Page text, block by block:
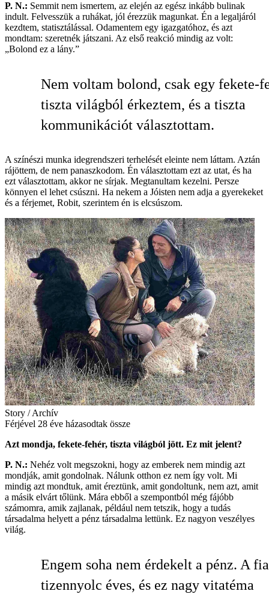
P. N.: Semmit nem ismertem, az elején az egész inkább bulinak
indult. Felvesszük a ruhákat, jól érezzük magunkat. Én a legaljáról
kezdtem, statisztálással. Odamentem egy igazgatóhoz, és azt
mondtam: szeretnék játszani. Az első reakció mindig az volt:
„Bolond ez a lány.”
Nem voltam bolond, csak egy fekete-
tiszta világból érkeztem, és a tiszta
kommunikációt választottam.
A színészi munka idegrendszeri terhelését eleinte nem láttam. Aztán
rájöttem, de nem panaszkodom. Én választottam ezt az utat, és ha
ezt választottam, akkor ne sírjak. Megtanultam kezelni. Persze
könnyen el lehet csúszni. Ha nekem a Jóisten nem adja a gyerekeket
és a férjemet, Robit, szerintem én is elcsúszom.
Story / Archív
Férjével 28 éve házasodtak össze
Azt mondja, fekete-fehér, tiszta világból jött. Ez mit jelent?
P. N.: Nehéz volt megszokni, hogy az emberek nem mindig azt
mondják, amit gondolnak. Nálunk otthon ez nem így volt. Mi
mindig azt mondtuk, amit éreztünk, amit gondoltunk, nem azt, amit
a másik elvárt tőlünk. Mára ebből a szempontból még fájóbb
számomra, amik zajlanak, például nem tetszik, hogy a tudás
társadalma helyett a pénz társadalma lettünk. Ez nagyon veszélyes
világ.
Engem soha nem érdekelt a pénz. A
tizennyolc éves, és ez nagy vitatéma